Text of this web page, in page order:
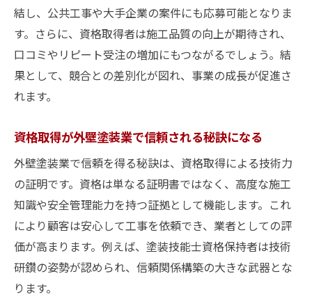
結し、公共工事や大手企業の案件にも応募可能となりま
す。さらに、資格取得者は施工品質の向上が期待され、
口コミやリピート受注の増加にもつながるでしょう。結
果として、競合との差別化が図れ、事業の成長が促進さ
れます。
資格取得が外壁塗装業で信頼される秘訣になる
外壁塗装業で信頼を得る秘訣は、資格取得による技術力
の証明です。資格は単なる証明書ではなく、高度な施工
知識や安全管理能力を持つ証拠として機能します。これ
により顧客は安心して工事を依頼でき、業者としての評
価が高まります。例えば、塗装技能士資格保持者は技術
研鑽の姿勢が認められ、信頼関係構築の大きな武器とな
ります。